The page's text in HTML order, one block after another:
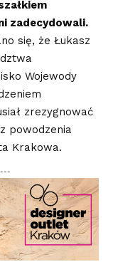
zadecydowali.
się, że Łukasz
Wojewody
zrezygnować
powodzenia
Krakowa.